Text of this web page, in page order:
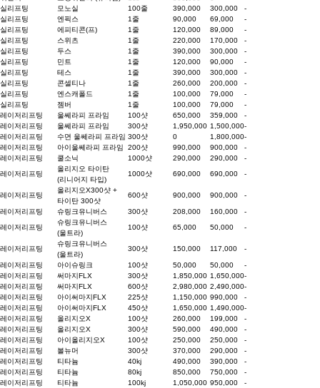
실리프팅
모노실 100줄 390,000 300,000
-
실리프팅
엔픽스 1줄 90,000 69,000
-
실리프팅
에피티콘(프) 1줄 120,000 89,000
-
실리프팅
스위츠 1줄 220,000 170,000
-
실리프팅
두스 1줄 390,000 300,000
-
실리프팅
민트 1줄 120,000 90,000
-
실리프팅
테스 1줄 390,000 300,000
-
실리프팅
콘셀티나 1줄 260,000 200,000
-
실리프팅
엔스캐폴드 1줄 100,000 79,000
-
실리프팅
젬버 1줄 100,000 79,000
-
레이저리프팅
울쎄라피 프라임 100샷 650,000 359,000
-
레이저리프팅
울쎄라피 프라임 300샷 1,950,000 1,500,000-
레이저리프팅
수면 울쎄라피 프라임 300샷 0 1,800,000-
레이저리프팅
아이울쎄라피 프라임 200샷 990,000 900,000
-
레이저리프팅
쿨소닉 1000샷 290,000 290,000
-
레이저리프팅
올리지오 타이탄
(리니어지 타입)
1000샷 690,000 690,000 -
레이저리프팅
올리지오X300샷 +
타이탄 300샷
600샷 900,000 900,000 -
레이저리프팅 슈링크유니버스 300샷 208,000 160,000
-
레이저리프팅
슈링크유니버스
(울트라)
100샷 65,000 50,000 -
레이저리프팅
슈링크유니버스
(울트라)
300샷 150,000 117,000 -
레이저리프팅 아이슈링크 100샷 50,000 50,000
-
레이저리프팅
써마지FLX 300샷 1,850,000 1,650,000-
레이저리프팅
써마지FLX 600샷 2,980,000 2,490,000-
레이저리프팅
아이써마지FLX 225샷 1,150,000 990,000
-
레이저리프팅
아이써마지FLX 450샷 1,650,000 1,490,000-
레이저리프팅
올리지오X 100샷 260,000 199,000
-
레이저리프팅
올리지오X 300샷 590,000 490,000
-
레이저리프팅
아이올리지오X 100샷 250,000 250,000
-
레이저리프팅
볼뉴머 300샷 370,000 290,000
-
레이저리프팅
티타늄 40kj 490,000 390,000
-
레이저리프팅
티타늄 80kj 850,000 750,000
-
레이저리프팅
티타늄 100kj 1,050,000 950,000
-